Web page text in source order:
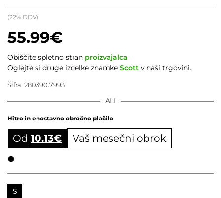
55.99€
(22% DDV)
ALI
Hitro in enostavno obročno plačilo
Od 10.13€ Vaš mesečni obrok
S
Obiščite spletno stran proizvajalca
Oglejte si druge izdelke znamke Scott v naši trgovini.
Šifra: 280390.7993